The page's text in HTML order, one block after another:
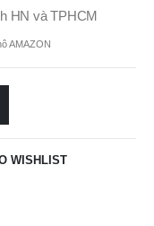
HN và TPHCM
AMAZON
WISHLIST